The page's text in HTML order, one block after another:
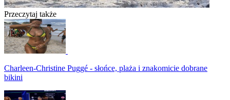
Przeczytaj także
Charleen-Christine Puggé - słońce, plaża i znakomicie dobrane
bikini